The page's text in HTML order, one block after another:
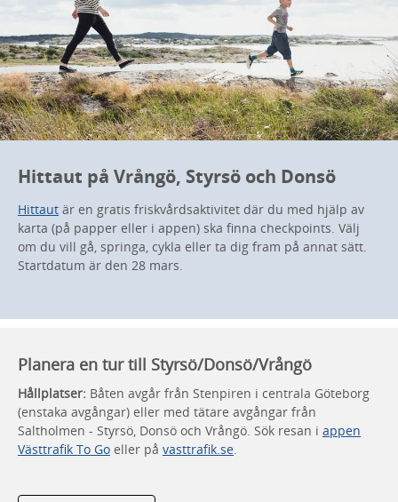
Hittaut på Vrångö, Styrsö och Donsö
Hittaut är en gratis friskvårdsaktivitet där du med hjälp av
karta (på papper eller i appen) ska finna checkpoints. Välj
om du vill gå, springa, cykla eller ta dig fram på annat sätt.
Startdatum är den 28 mars.
Planera en tur till Styrsö/Donsö/Vrångö
Hållplatser: Båten avgår från Stenpiren i centrala Göteborg
(enstaka avgångar) eller med tätare avgångar från
Saltholmen - Styrsö, Donsö och Vrångö. Sök resan i appen
Västtrafik To Go eller på vasttrafik.se.